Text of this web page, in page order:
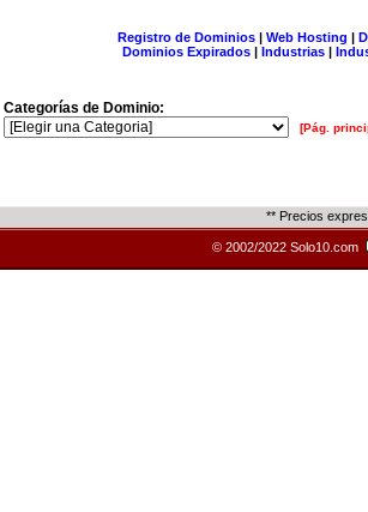
Registro de Dominios| Web Hosting |
Dominios Expirados | Industrias |
Categorías de Dominio:
[Pág.
** Precios
© 2002/2022 Solo10.com